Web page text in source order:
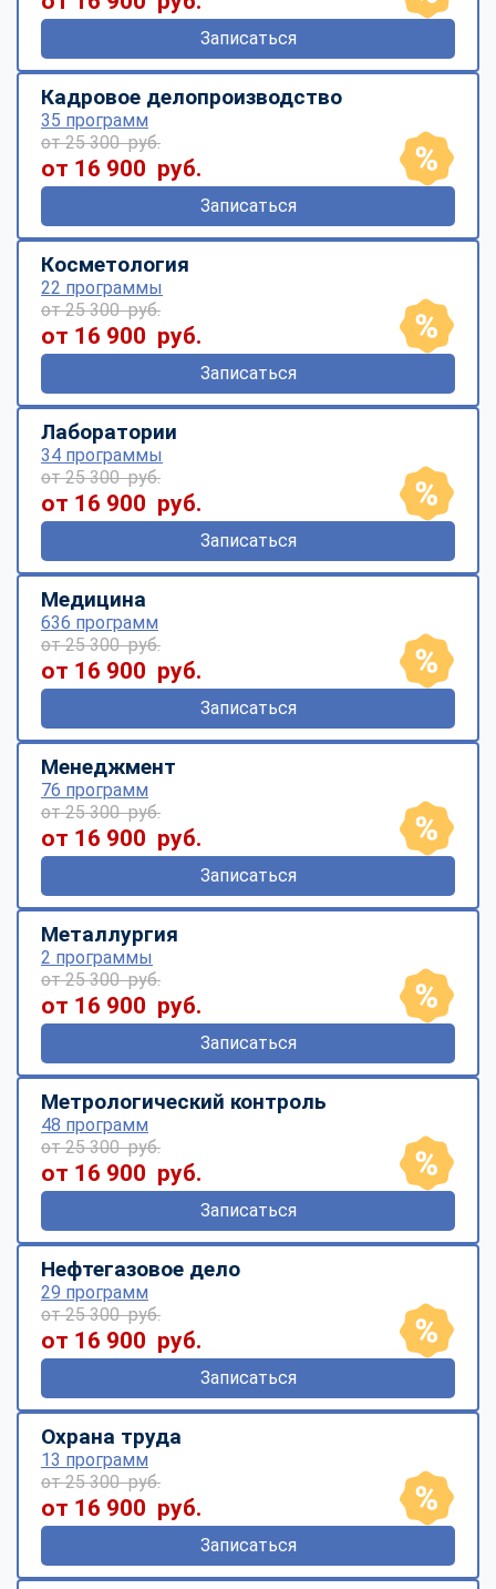
Записаться
Кадровое делопроизводство
35 программ
от 25 300 руб.
от 16 900 руб.
Записаться
Косметология
22 программы
от 25 300 руб.
от 16 900 руб.
Записаться
Лаборатории
34 программы
от 25 300 руб.
от 16 900 руб.
Записаться
Медицина
636 программ
от 25 300 руб.
от 16 900 руб.
Записаться
Менеджмент
76 программ
от 25 300 руб.
от 16 900 руб.
Записаться
Металлургия
2 программы
от 25 300 руб.
от 16 900 руб.
Записаться
Метрологический контроль
48 программ
от 25 300 руб.
от 16 900 руб.
Записаться
Нефтегазовое дело
29 программ
от 25 300 руб.
от 16 900 руб.
Записаться
Охрана труда
13 программ
от 25 300 руб.
от 16 900 руб.
Записаться